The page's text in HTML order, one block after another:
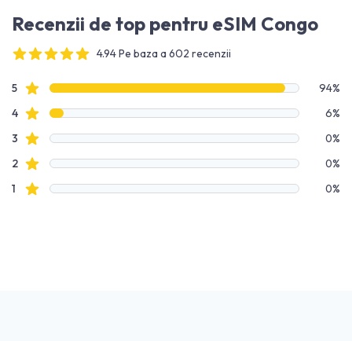
Recenzii de top pentru eSIM Congo
4.94 Pe baza a 602 recenzii
Date recenzie
5recenzii cu stele
94%
4recenzii cu stele
6%
3 recenzii cu stele
0%
2recenzii cu stele
0%
1 recenzii cu stele 0%